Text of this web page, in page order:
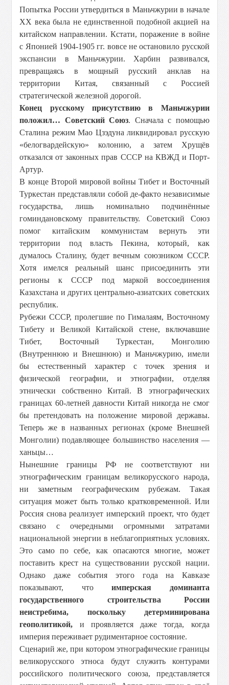
Попытка России утвердиться в Маньчжурии в начале
ХХ века была не единственной подобной акцией на
китайском направлении. Кстати, поражение в войне
с Японией 1904-1905 гг. вовсе не остановило русской
экспансии в Маньчжурии. Харбин развивался,
превращаясь в мощный русский анклав на
территории Китая, связанный с Россией
стратегической железной дорогой.
Конец русскому присутствию в Маньчжурии
положил… Советский Союз. Сначала с помощью
Сталина режим Мао Цзэдуна ликвидировал русскую
«белогвардейскую» колонию, а затем Хрущёв
отказался от законных прав СССР на КВЖД и Порт-
Артур.
В конце Второй мировой войны Тибет и Восточный
Туркестан представляли собой де-факто независимые
государства, лишь номинально подчинённые
гоминдановскому правительству. Советский Союз
помог китайским коммунистам вернуть эти
территории под власть Пекина, который, как
думалось Сталину, будет вечным союзником СССР.
Хотя имелся реальный шанс присоединить эти
регионы к СССР под маркой воссоединения
Казахстана и других центрально-азиатских советских
республик.
Рубежи СССР, пролегшие по Гималаям, Восточному
Тибету и Великой Китайской стене, включавшие
Тибет, Восточный Туркестан, Монголию
(Внутреннюю и Внешнюю) и Маньчжурию, имели
бы естественный характер с точек зрения и
физической географии, и этнографии, отделяя
этнически собственно Китай. В этнографических
границах 60-летней давности Китай никогда не смог
бы претендовать на положение мировой державы.
Теперь же в названных регионах (кроме Внешней
Монголии) подавляющее большинство населения —
ханьцы…
Нынешние границы РФ не соответствуют ни
этнографическим границам великорусского народа,
ни заметным географическим рубежам. Такая
ситуация может быть только кратковременной. Или
Россия снова реализует имперский проект, что будет
связано с очередными огромными затратами
национальной энергии в неблагоприятных условиях.
Это само по себе, как опасаются многие, может
поставить крест на существовании русской нации.
Однако даже события этого года на Кавказе
показывают, чтоимперская доминанта
государственного строительства России
неистребима, поскольку детерминирована
геополитикой, и проявляется даже тогда, когда
империя переживает рудиментарное состояние.
Сценарий же, при котором этнографические границы
великорусского этноса будут служить контурами
российского политического союза, представляется